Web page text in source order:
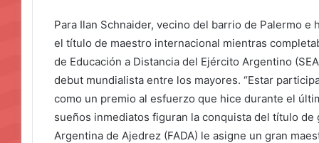
Para Ilan Schnaider, vecino del barrio de Palermo
el título de maestro internacional mientras
de Educación a Distancia del Ejército Argentino
debut mundialista entre los mayores. “Estar
como un premio al esfuerzo que hice durante el
sueños inmediatos figuran la conquista del título de
Argentina de Ajedrez (FADA) le asigne un gran